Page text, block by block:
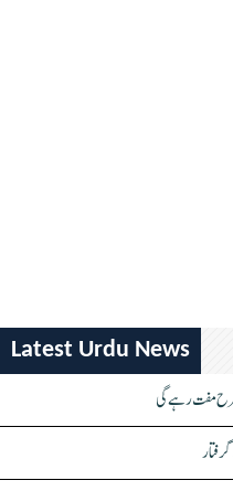
Latest Urdu News